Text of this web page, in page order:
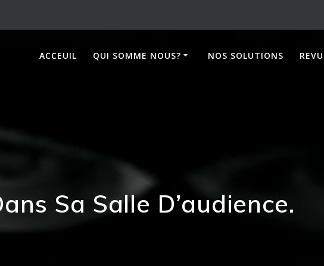
ACCEUIL QUI SOMME NOUS? NOS SOLUTIONS
Sa Salle D’audience.